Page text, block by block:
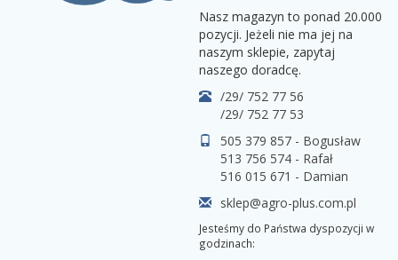
Nasz magazyn to ponad 20.000
pozycji. Jeżeli nie ma jej na
naszym sklepie, zapytaj
naszego doradcę.
/29/ 752 77 56
/29/ 752 77 53
505 379 857 - Bogusław
513 756 574 - Rafał
516 015 671 - Damian
sklep@agro-plus.com.pl
Jesteśmy do Państwa dyspozycji w
godzinach: